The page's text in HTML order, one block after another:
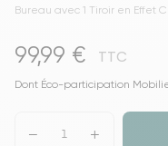
Bureau avec 1 Tiroir en Effet
99,99 € TTC
Dont Éco-participation